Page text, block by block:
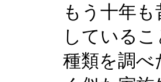
もう十年
している
種類を調